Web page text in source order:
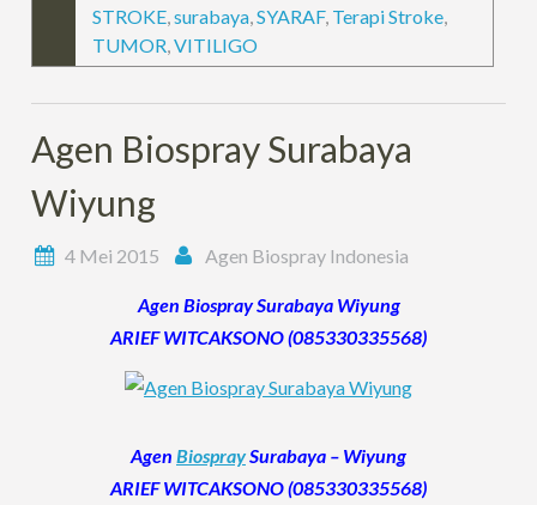
STROKE,surabaya,SYARAF, Terapi Stroke,
TUMOR,VITILIGO
Agen Biospray Surabaya
Wiyung
4 Mei 2015 Agen Biospray Indonesia
Agen Biospray Surabaya Wiyung
ARIEF WITCAKSONO (085330335568)
Agen BiospraySurabaya – Wiyung
ARIEF WITCAKSONO (085330335568)